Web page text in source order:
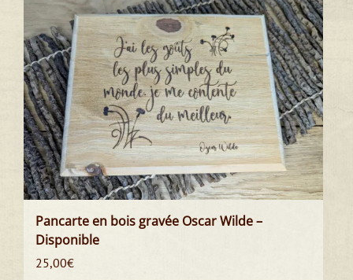
Pancarte en bois gravée Oscar Wilde –
Disponible
25,00€